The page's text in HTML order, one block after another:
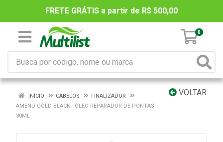
FRETE GRÁTIS a partir de R$ 500,00
0
VOLTAR
INÍCIO CABELOS
FINALIZADOR
AMEND GOLD BLACK - ÓLEO REPARADOR DE PONTAS
30ML